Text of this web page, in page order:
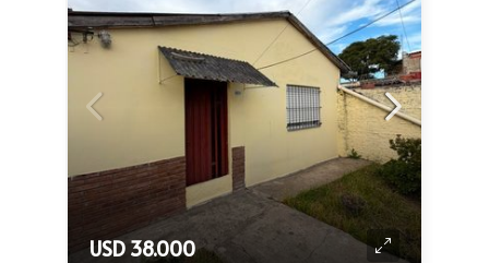
USD 38.000